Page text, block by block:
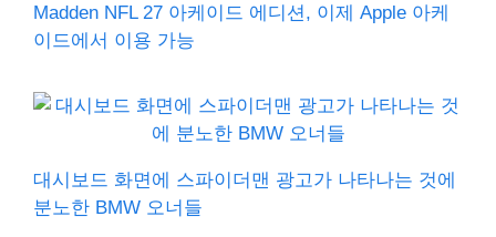
Madden NFL 27 아케이드 에디션, 이제 Apple 아케
이드에서 이용 가능
대시보드 화면에 스파이더맨 광고가 나타나는 것에
분노한 BMW 오너들